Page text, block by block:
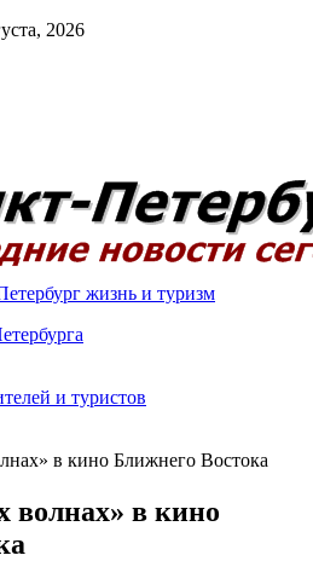
2026
жизнь и туризм
в кино Ближнего Востока
волнах» в кино